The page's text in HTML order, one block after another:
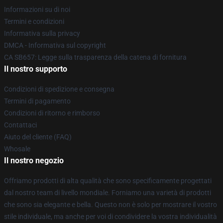
Informazioni su di noi
Termini e condizioni
Informativa sulla privacy
DMCA - Informativa sul copyright
CA SB657: Legge sulla trasparenza della catena di fornitura
Il nostro supporto
Condizioni di spedizione e consegna
Termini di pagamento
Condizioni di ritorno e rimborso
Contattaci
Aiuto del cliente (FAQ)
Whosale
Il nostro negozio
Offriamo prodotti di alta qualità che sono specificamente progettati
dal nostro team di livello mondiale. Forniamo una varietà di prodotti
che sono sia elegante e bella. Questo non è solo per mostrare il vostro
stile individuale, ma anche per voi di condividere la vostra individualità